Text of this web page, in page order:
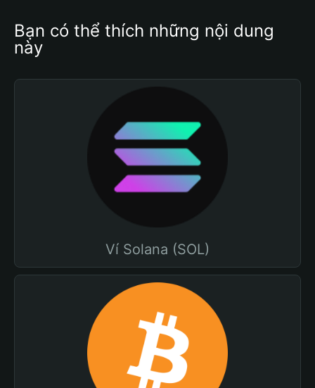
Bạn có thể thích những nội dung
này
Ví Solana (SOL)